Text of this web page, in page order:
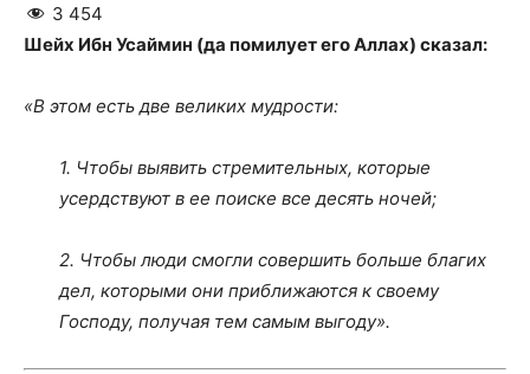
3 454
Шейх Ибн Усаймин (да помилует его Аллах) сказал:
«В этом есть две великих мудрости:
1. Чтобы выявить стремительных, которые
усердствуют в ее поиске все десять ночей;
2. Чтобы люди смогли совершить больше благих
дел, которыми они приближаются к своему
Господу, получая тем самым выгоду».